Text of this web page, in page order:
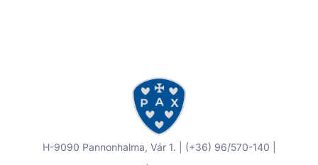
H-9090 Pannonhalma, Vár 1. | (+36) 96/570-140 |